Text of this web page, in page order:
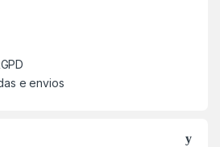
e envios